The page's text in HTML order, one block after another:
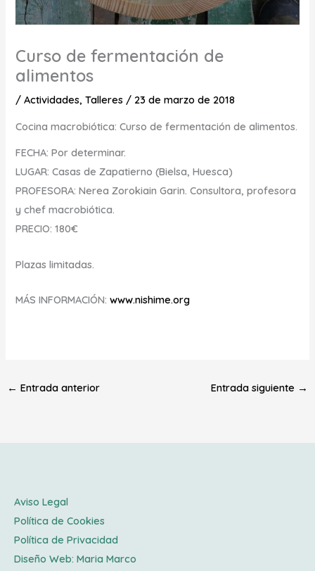
Curso de fermentación de
alimentos
/Actividades,Talleres / 23 de marzo de 2018
Cocina macrobiótica: Curso de fermentación de alimentos.
FECHA: Por determinar.
LUGAR: Casas de Zapatierno (Bielsa, Huesca)
PROFESORA: Nerea Zorokiain Garin. Consultora, profesora
y chef macrobiótica.
PRECIO: 180€
Plazas limitadas.
MÁS INFORMACIÓN:www.nishime.org
← Entrada anterior Entrada siguiente →
Aviso Legal
Política de Cookies
Política de Privacidad
Diseño Web: Maria Marco